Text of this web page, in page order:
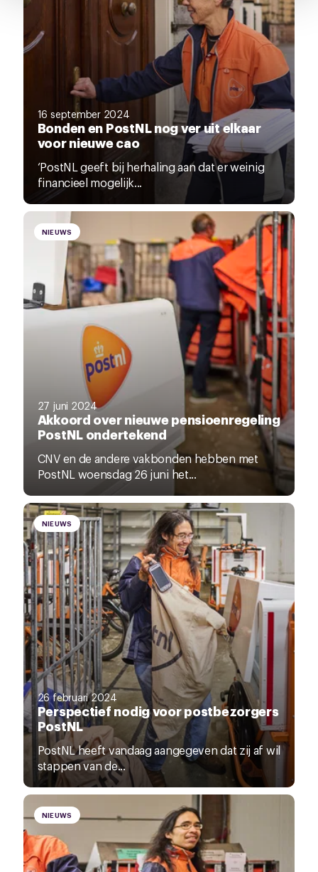
pagina.
16 september 2024
Bonden en PostNL nog ver uit elkaar
voor nieuwe cao
‘PostNL geeft bij herhaling aan dat er weinig
financieel mogelijk...
NIEUWS
27 juni 2024
Akkoord over nieuwe pensioenregeling
PostNL ondertekend
CNV en de andere vakbonden hebben met
PostNL woensdag 26 juni het...
NIEUWS
26 februari 2024
Perspectief nodig voor postbezorgers
PostNL
PostNL heeft vandaag aangegeven dat zij af wil
stappen van de...
NIEUWS